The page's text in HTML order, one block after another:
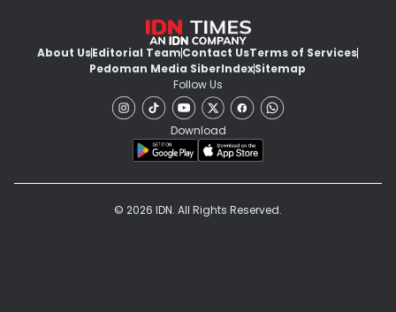
About UsEditorial TeamContact UsTerms of Services
Pedoman Media SiberIndexSitemap
Follow Us
Download
© 2026 IDN. All Rights Reserved.